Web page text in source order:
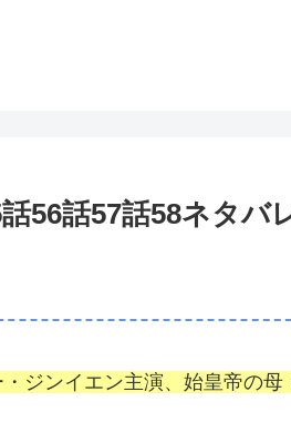
話56話57話58ネタ
・ジンイエン主演、始皇帝の